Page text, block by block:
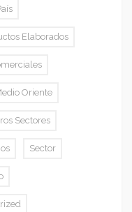
Elaborados
Oriente
Sectores
Sector